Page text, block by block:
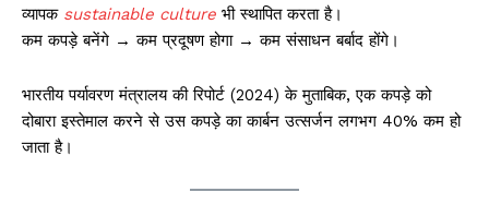
व्यापक sustainable culture भी स्थापित करता है।
कम कपड़े बनेंगे → कम प्रदूषण होगा → कम संसाधन बर्बाद होंगे।
भारतीय पर्यावरण मंत्रालय की रिपोर्ट (2024) के मुताबिक, एक कपड़े को
दोबारा इस्तेमाल करने से उस कपड़े का कार्बन उत्सर्जन लगभग 40% कम हो
जाता है।